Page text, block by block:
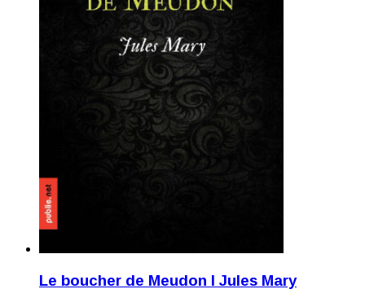
Le boucher de Meudon I Jules Mary